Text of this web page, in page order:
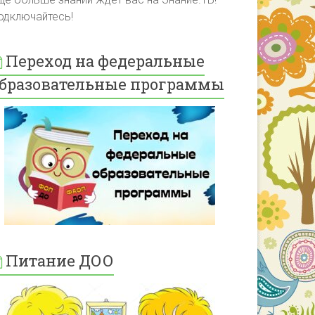
Переход на федеральные
программы
Питание ДОО